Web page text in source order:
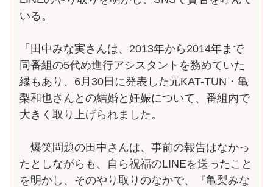
いる。
「田中みな実さんは、2013年から2014年まで
同番組の5代め進行アシスタントを務めていた
縁もあり、6月30日に発表した元KAT-TUN・亀
梨和也さんとの結婚と妊娠について、番組内で
大きく取り上げられました。
爆笑問題の田中さんは、事前の報告はなかっ
たとしながらも、自ら祝福のLINEを送ったこと
を明かし、そのやり取りのなかで、『亀梨みな